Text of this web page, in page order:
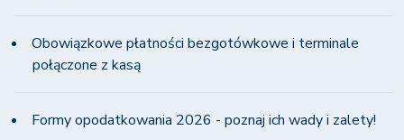
Obowiązkowe płatności bezgotówkowe i terminale
połączone z kasą
Formy opodatkowania 2026 - poznaj ich wady i zalety!